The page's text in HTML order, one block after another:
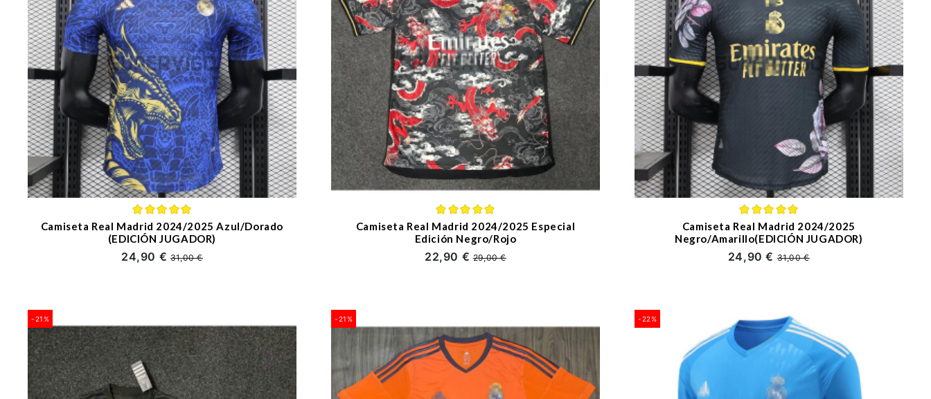
Camiseta Real Madrid 2024/2025 Azul/Dorado
(EDICIÓN JUGADOR)
24,90 €31,00 €
Camiseta Real Madrid 2024/2025 Especial
Edición Negro/Rojo
22,90 €29,00 €
Camiseta Real Madrid 2024/2025
Negro/Amarillo(EDICIÓN JUGADOR)
24,90 €31,00 €
-21% -21% -22%